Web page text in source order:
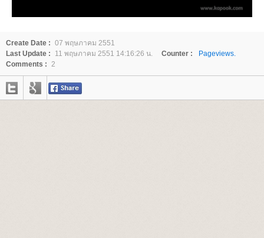
Create Date : 07 พฤษภาคม 2551
Last Update :
11 พฤษภาคม 2551 14:16:26 น. Counter :
Pageviews.
Comments : 2